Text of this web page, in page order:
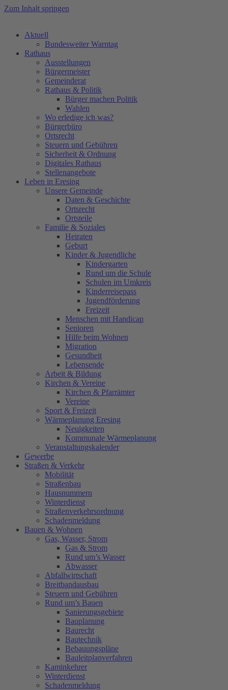
Zum Inhalt springen
Aktuell
Bundesweiter Warntag
Rathaus
Ausstellungen
Bürgermeister
Gemeinderat
Rathaus & Politik
Bürger machen Politik
Wahlen
Wo erledige ich was?
Bürgerbüro
Ortsrecht
Steuern und Gebühren
Sicherheit & Ordnung
Digitales Rathaus
Stellenangebote
Leben in Eresing
Unsere Gemeinde
Daten & Geschichte
Ortsrecht
Ortsteile
Familie & Soziales
Heiraten
Geburt
Kinder & Jugendliche
Kindergarten
Rund um die Schule
Schulen im Umkreis
Kinderreisepass
Jugendförderung
Freizeit
Menschen mit Handicap
Senioren
Hilfe beim Wohnen
Migration
Gesundheit
Lebensende
Arbeit & Bildung
Kirchen & Vereine
Kirchen & Pfarrämter
Vereine
Sport & Freizeit
Wärmeplanung Eresing
Neuigkeiten
Kommunale Wärmeplanung
Veranstaltungskalender
Gewerbe
Straßen & Verkehr
Mobilität
Straßenbau
Hausnummern
Winterdienst
Straßenverkehrsordnung
Schadenmeldung
Bauen & Wohnen
Gas, Wasser, Strom
Gas & Strom
Rund um’s Wasser
Abwasser
Abfallwirtschaft
Breitbandausbau
Steuern und Gebühren
Rund um’s Bauen
Sanierungsgebiete
Bauplanung
Baurecht
Bautechnik
Bebauungspläne
Bauleitplanverfahren
Kaminkehrer
Winterdienst
Schadenmeldung